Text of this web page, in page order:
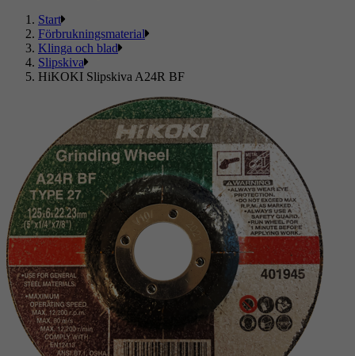
Start
Förbrukningsmaterial
Klinga och blad
Slipskiva
HiKOKI Slipskiva A24R BF